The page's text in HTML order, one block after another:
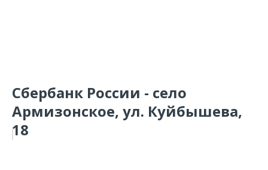
Сбербанк России - село
Армизонское, ул. Куйбышева,
18